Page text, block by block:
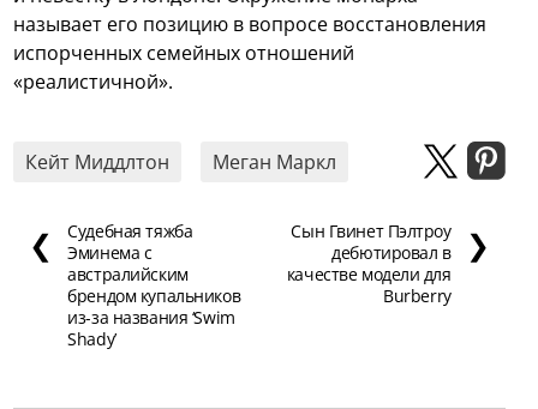
называет его позицию в вопросе восстановления
испорченных семейных отношений
«реалистичной».
Кейт Миддлтон Меган Маркл
❮
Судебная тяжба
Эминема с
австралийским
брендом купальников
из-за названия ‘Swim
Shady’
Сын Гвинет Пэлтроу
дебютировал в
качестве модели для
Burberry
❯